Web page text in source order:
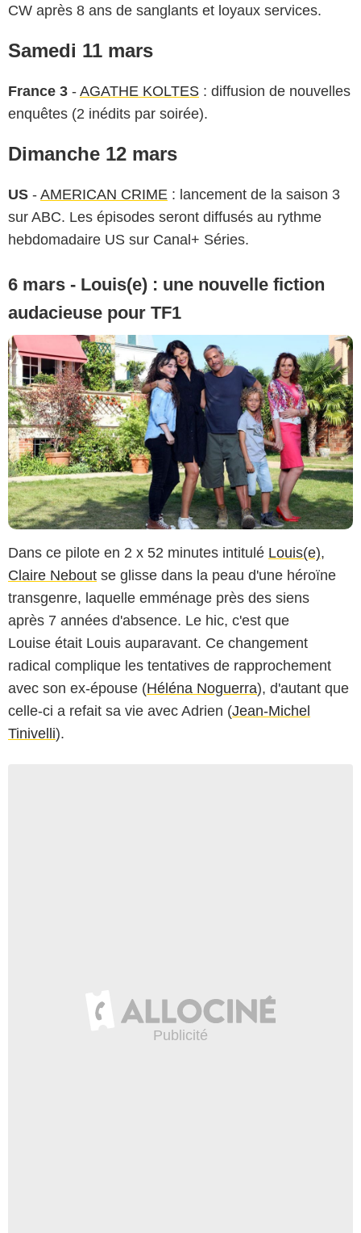
CW après 8 ans de sanglants et loyaux services.
Samedi 11 mars
France 3 - AGATHE KOLTES : diffusion de nouvelles
enquêtes (2 inédits par soirée).
Dimanche 12 mars
US - AMERICAN CRIME : lancement de la saison 3
sur ABC. Les épisodes seront diffusés au rythme
hebdomadaire US sur Canal+ Séries.
6 mars - Louis(e) : une nouvelle fiction
audacieuse pour TF1
Dans ce pilote en 2 x 52 minutes intitulé Louis(e),
Claire Nebout se glisse dans la peau d'une héroïne
transgenre, laquelle emménage près des siens
après 7 années d'absence. Le hic, c'est que
Louise était Louis auparavant. Ce changement
radical complique les tentatives de rapprochement
avec son ex-épouse (Héléna Noguerra), d'autant que
celle-ci a refait sa vie avec Adrien (Jean-Michel
Tinivelli).